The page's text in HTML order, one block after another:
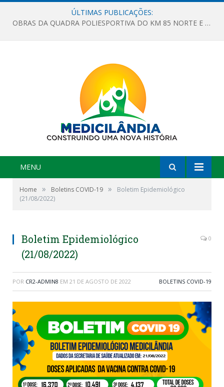
ÚLTIMAS PUBLICAÇÕES:
OBRAS DA QUADRA POLIESPORTIVA DO KM 85 NORTE E DA ESCOLA GASPAR VIANA AVANÇAM
MENU
Home » Boletins COVID-19 »
Boletim Epidemiológico
(21/08/2022)
Boletim Epidemiológico
(21/08/2022)
0
POR CR2-ADMIN8 EM 21 DE AGOSTO DE 2022 BOLETINS COVID-19